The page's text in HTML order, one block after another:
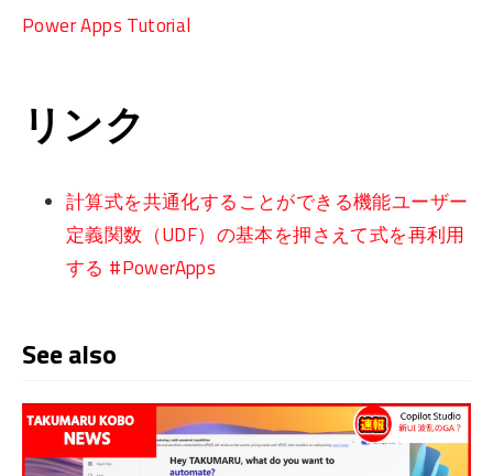
Power Apps Tutorial
リンク
計算式を共通化することができる機能ユーザー
定義関数（UDF）の基本を押さえて式を再利用
する #PowerApps
See also